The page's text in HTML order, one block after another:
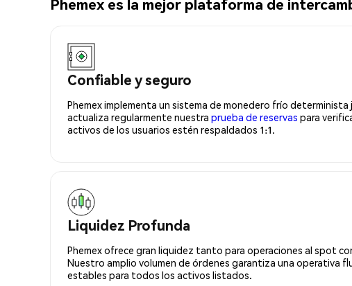
Phemex es la mejor plataforma de
Confiable y seguro
Phemex implementa un sistema de monedero frío determinista
actualiza regularmente nuestra prueba de reservas para
activos de los usuarios estén respaldados 1:1.
Liquidez Profunda
Phemex ofrece gran liquidez tanto para operaciones al spot
Nuestro amplio volumen de órdenes garantiza una operativa
estables para todos los activos listados.